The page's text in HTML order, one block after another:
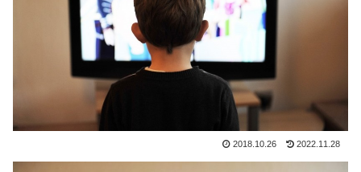
2018.10.26 2022.11.28